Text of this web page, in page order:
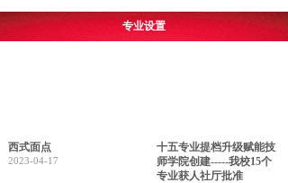
专业设置
西式面点
2023-04-17
十五专业提档升级赋能技
师学院创建-----我校15个
专业获人社厅批准